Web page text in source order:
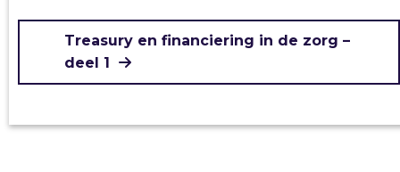
Treasury en financiering in de zorg –
deel 1